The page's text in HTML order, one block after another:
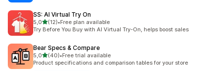
SS: AI Virtual Try On
5,0av 5 stjerner
(12)
Totalt 12 omtaler
•Free plan available
Try Before You Buy with AI Virtual Try-On, helps boost sales
Bear Specs & Compare
5,0av 5 stjerner
(40)
Totalt 40 omtaler
•Free trial available
Product specifications and comparison tables for your store